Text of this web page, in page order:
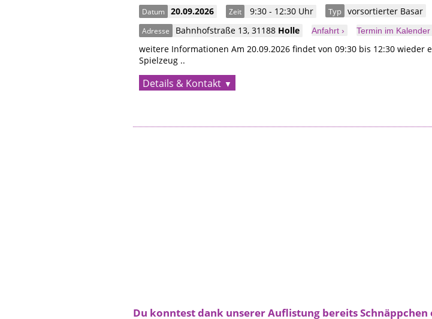
Datum 20.09.2026 Zeit 9:30 - 12:30 Uhr Typ vorsortierter Basar
Adresse Bahnhofstraße 13, 31188 Holle Anfahrt › Termin im Kalender
weitere Informationen Am 20.09.2026 findet von 09:30 bis 12:30 wieder
Spielzeug ..
Details & Kontakt
Du konntest dank unserer Auflistung bereits